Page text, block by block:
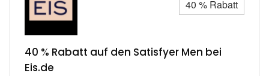
40 % Rabatt
40 % Rabatt auf den Satisfyer Men bei
Eis.de